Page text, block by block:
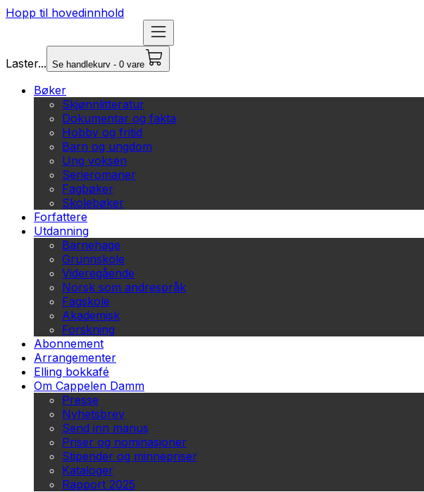
Hopp til hovedinnhold
Laster... Se handlekurv - 0 vare
Bøker
Skjønnlitteratur
Dokumentar og fakta
Hobby og fritid
Barn og ungdom
Ung voksen
Serieromaner
Fagbøker
Skolebøker
Forfattere
Utdanning
Barnehage
Grunnskole
Videregående
Norsk som andrespråk
Fagskole
Akademisk
Forskning
Abonnement
Arrangementer
Elling bokkafé
Om Cappelen Damm
Presse
Nyhetsbrev
Send inn manus
Priser og nominasjoner
Stipender og minnepriser
Kataloger
Rapport 2025